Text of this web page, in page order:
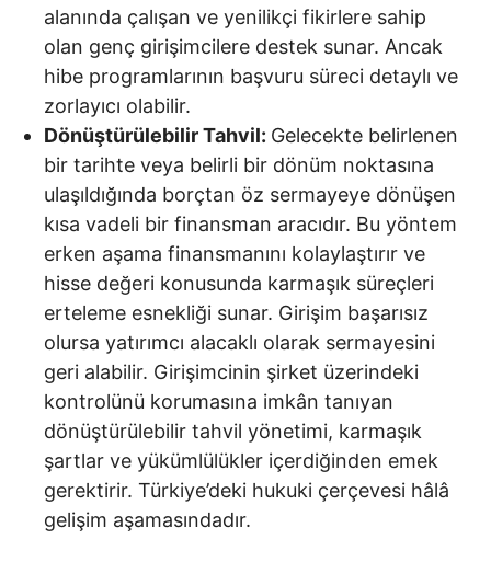
alanında çalışan ve yenilikçi fikirlere sahip
olan genç girişimcilere destek sunar. Ancak
hibe programlarının başvuru süreci detaylı ve
zorlayıcı olabilir.
Dönüştürülebilir Tahvil: Gelecekte belirlenen
bir tarihte veya belirli bir dönüm noktasına
ulaşıldığında borçtan öz sermayeye dönüşen
kısa vadeli bir finansman aracıdır. Bu yöntem
erken aşama finansmanını kolaylaştırır ve
hisse değeri konusunda karmaşık süreçleri
erteleme esnekliği sunar. Girişim başarısız
olursa yatırımcı alacaklı olarak sermayesini
geri alabilir. Girişimcinin şirket üzerindeki
kontrolünü korumasına imkân tanıyan
dönüştürülebilir tahvil yönetimi, karmaşık
şartlar ve yükümlülükler içerdiğinden emek
gerektirir. Türkiye’deki hukuki çerçevesi hâlâ
gelişim aşamasındadır.